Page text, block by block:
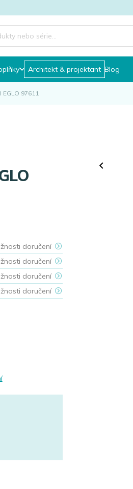
Architekt & projektant Blog
EGLO 97611
doručení
doručení
doručení
doručení